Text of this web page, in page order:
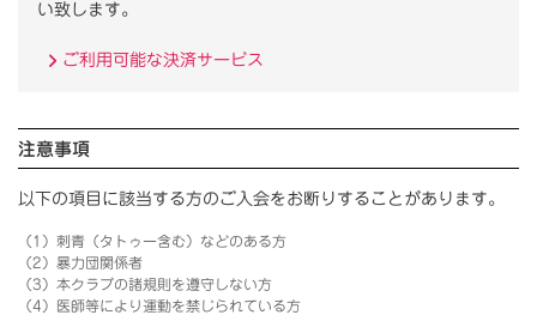
い致します。
ご利用可能な決済サービス
注意事項
以下の項目に該当する方のご入会をお断りすることがあります。
（1）刺青（タトゥー含む）などのある方
（2）暴力団関係者
（3）本クラブの諸規則を遵守しない方
（4）医師等により運動を禁じられている方